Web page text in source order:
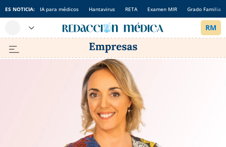
ES NOTICIA: IA para médicos Hantavirus RETA Examen MIR Grado Familia